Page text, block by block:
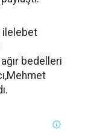
ilelebet
bedelleri